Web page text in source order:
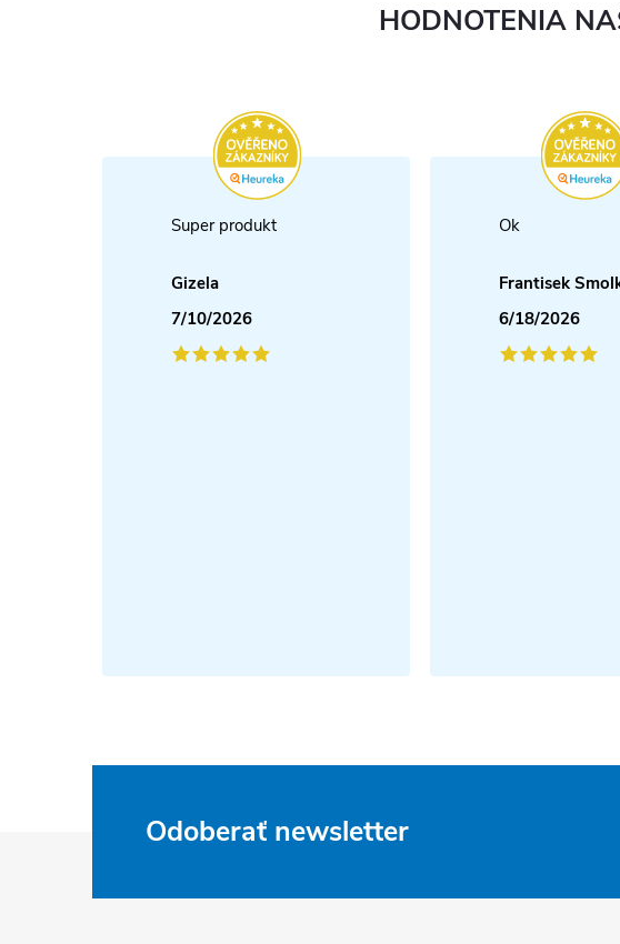
HODNOTENIA
Super produkt
Gizela
7/10/2026
Ok
Frantisek
6/18/2026
Odoberať newsletter